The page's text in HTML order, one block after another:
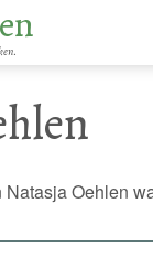
Oehlen